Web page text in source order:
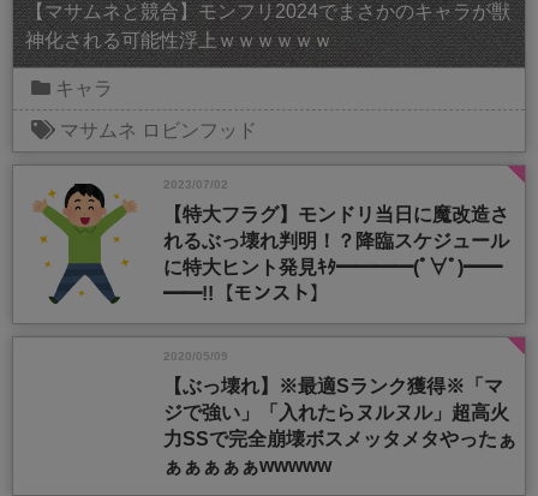
【マサムネと競合】モンフリ2024でまさかのキャラが獣
神化される可能性浮上ｗｗｗｗｗｗ
キャラ
マサムネ ロビンフッド
2023/07/02
【特大フラグ】モンドリ当日に魔改造さ
れるぶっ壊れ判明！？降臨スケジュール
に特大ヒント発見ｷﾀ━━━━(ﾟ∀ﾟ)━━
━━!!【モンスト】
2020/05/09
【ぶっ壊れ】※最適Sランク獲得※「マ
ジで強い」「入れたらヌルヌル」超高火
力SSで完全崩壊ボスメッタメタやったぁ
ぁぁぁぁぁwwwww